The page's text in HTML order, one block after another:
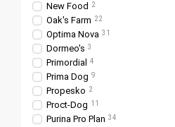
New Food 2
Oak's Farm 22
Optima Nova 31
Dormeo's 3
Primordial 4
Prima Dog 9
Propesko 2
Proct-Dog 11
Purina Pro Plan 34